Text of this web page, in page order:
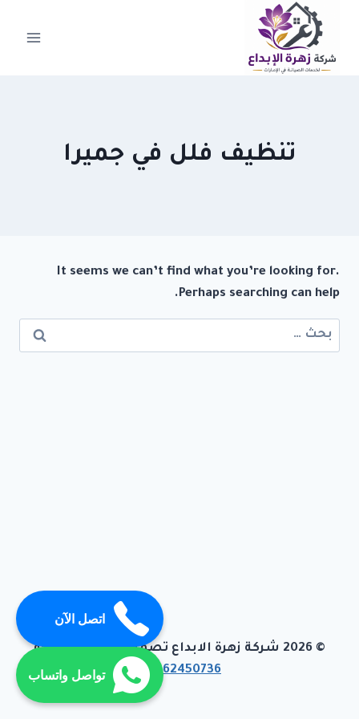
التجاوز
المحتوى
تنظيف فلل في جميرا
It seems we can’t find what you’re looking for.
Perhaps searching can help.
البحث
عن:
© 2026 شركة زهرة الابداع تصميم وبرمجة تيفاجو
01062450736
اتصل الآن
تواصل واتساب